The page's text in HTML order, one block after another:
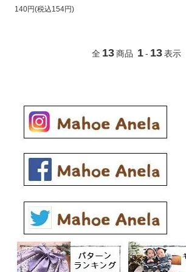
140円(税込154円)
全 13 商品 1 - 13 表示